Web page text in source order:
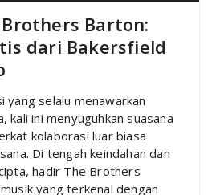
Barton:
dari Bakersfield
yang selalu menawarkan
kali ini menyuguhkan suasana
kolaborasi luar biasa
Di tengah keindahan dan
hadir The Brothers
yang terkenal dengan